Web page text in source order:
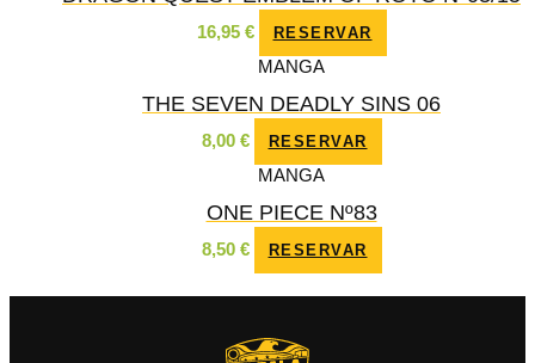
16,95 € RESERVAR
MANGA
THE SEVEN DEADLY SINS 06
8,00 € RESERVAR
MANGA
ONE PIECE Nº83
8,50 € RESERVAR